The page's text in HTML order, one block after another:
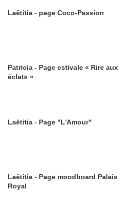
Laëtitia - page Coco-Passion
Patricia - Page estivale « Rire aux
éclats »
Laëtitia - Page "L'Amour"
Laëtitia - Page moodboard Palais
Royal